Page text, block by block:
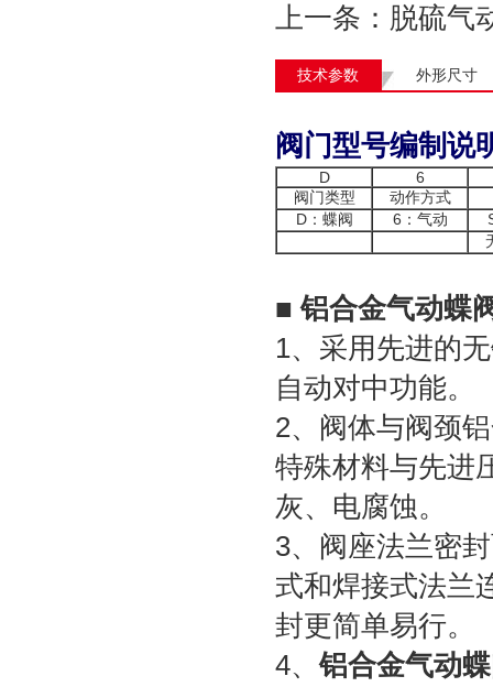
上一条： 脱硫气
技术参数 外形尺寸
阀门型号编制说
D
6
阀门类型
动作方式
D：蝶阀
6：气动
■ 铝合金气动蝶
1、采用先进的
自动对中功能。
2、阀体与阀颈
特殊材料与先进
灰、电腐蚀。
3、阀座法兰密
式和焊接式法兰
封更简单易行。
4、铝合金气动